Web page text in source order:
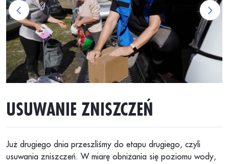
USUWANIE ZNISZCZEŃ
Już drugiego dnia przeszliśmy do etapu drugiego, czyli
usuwania zniszczeń. W miarę obniżania się poziomu wody,